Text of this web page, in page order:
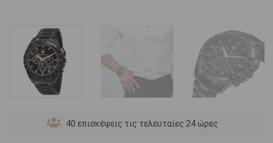
40 επισκέψεις τις τελευταίες 24 ώρες